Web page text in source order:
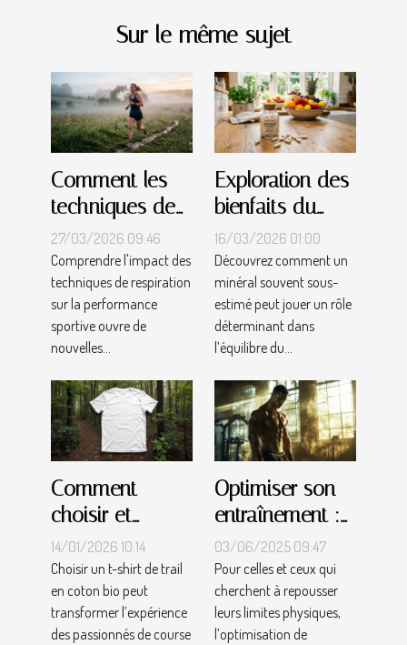
Sur le même sujet
Comment les
techniques de
respiration
améliorent la
performance
sportive ?
27/03/2026 09:46
Comprendre l'impact des
techniques de respiration
sur la performance
sportive ouvre de
nouvelles...
Exploration des
bienfaits du
magnésium sur
le métabolisme
16/03/2026 01:00
Découvrez comment un
minéral souvent sous-
estimé peut jouer un rôle
déterminant dans
l’équilibre du...
Comment
choisir et
entretenir son t-
shirt de trail en
coton bio ?
14/01/2026 10:14
Choisir un t-shirt de trail
en coton bio peut
transformer l’expérience
des passionnés de course
Optimiser son
entraînement :
techniques
avancées pour
sportifs
expérimentés
03/06/2025 09:47
Pour celles et ceux qui
cherchent à repousser
leurs limites physiques,
l’optimisation de